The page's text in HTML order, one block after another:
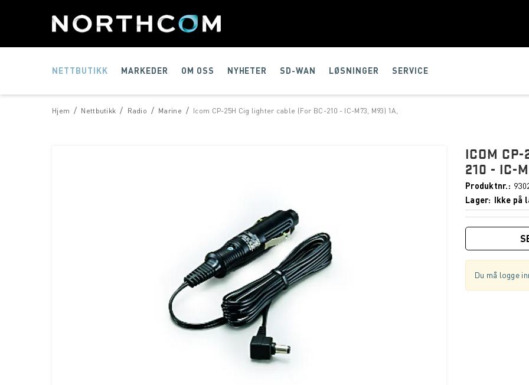
NETTBUTIKK MARKEDER OM OSS NYHETER SD-WAN LØSNINGER SERVICE
/
Hjem /
Nettbutikk /
Radio /
Marine Icom CP-25H Cig lighter cable (For BC-210 - IC-M73, M93) 1A,
ICOM CP-
210 - IC-
Produktnr.
Lager
Ikke på
Du må logge